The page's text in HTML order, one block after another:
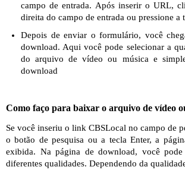
campo de entrada. Após inserir o URL,
direita do campo de entrada ou pressione a
Depois de enviar o formulário, você
download. Aqui você pode selecionar a
do arquivo de vídeo ou música e
download
Como faço para baixar o arquivo de vídeo
Se você inseriu o link CBSLocal no campo de
o botão de pesquisa ou a tecla Enter, a
exibida. Na página de download, você
diferentes qualidades. Dependendo da